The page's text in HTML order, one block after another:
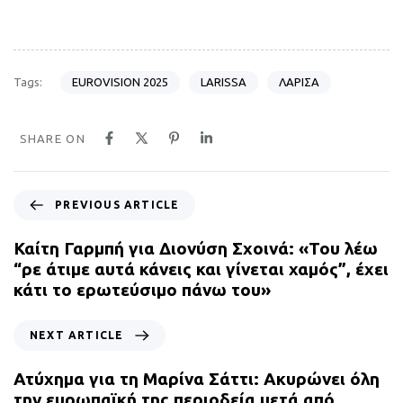
Tags: EUROVISION 2025 LARISSA ΛΑΡΙΣΑ
SHARE ON
e
v
o
r
PREVIOUS ARTICLE
Καίτη Γαρμπή για Διονύση Σχοινά: «Του λέω
“ρε άτιμε αυτά κάνεις και γίνεται χαμός”, έχει
κάτι το ερωτεύσιμο πάνω του»
x
t
NEXT ARTICLE
Ατύχημα για τη Μαρίνα Σάττι: Ακυρώνει όλη